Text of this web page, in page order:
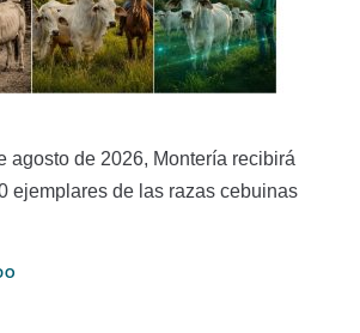
agosto de 2026, Montería recibirá
ejemplares de las razas cebuinas